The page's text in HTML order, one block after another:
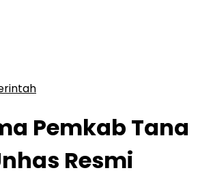
Pemkab Tana
Resmi